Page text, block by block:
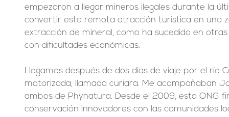
empezaron a llegar mineros ilegales durante la
convertir esta remota atracción turística en una
extracción de mineral, como ha sucedido en
con dificultades económicas.
Llegamos después de dos días de viaje por el río
motorizada, llamada curiara. Me acompañaban
ambos de Phynatura. Desde el 2009, esta ONG
conservación innovadores con las comunidades